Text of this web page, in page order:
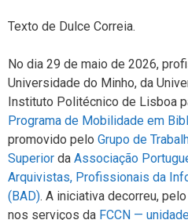
Texto de Dulce Correia.
No dia 29 de maio de 2026,
Universidade do Minho, da
Instituto Politécnico de Lisboa
Programa de Mobilidade em
promovido pelo Grupo de
Superior da Associação
Arquivistas, Profissionais da
(BAD). A iniciativa decorreu,
nos serviços da FCCN —